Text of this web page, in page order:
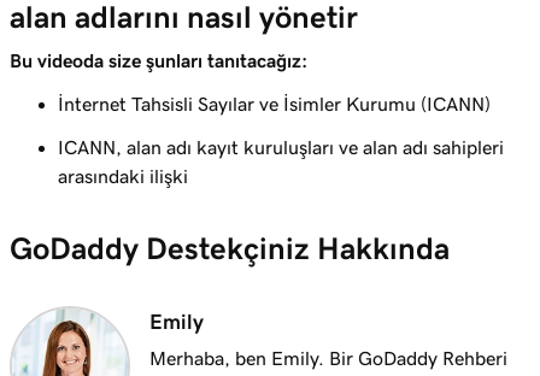
Alan adı sahipliği nasıl belirlenir?
Ders 9 (/25)
Premium alan adı nedir?
Ders 10 (/25)
GoDaddy'de alan adı kaydettirin
Ders 11 (/25)
İstediğim alan adı alınırsa ne yapmalıyım
Ders 12 (/25)
GoDaddy'nin Alan Adı Aracılık Hizmeti nedir?
alan adlarını nasıl yönetir
Bu videoda size şunları tanıtacağız:
İnternet Tahsisli Sayılar ve İsimler Kurumu (ICANN)
ICANN, alan adı kayıt kuruluşları ve alan adı sahipleri
arasındaki ilişki
GoDaddy Destekçiniz Hakkında
Emily
Merhaba, ben Emily. Bir GoDaddy Rehberi